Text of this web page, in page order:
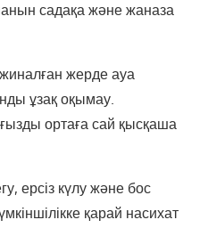
садақа және жаназа
жерде ауа
ұзақ оқымау.
ортаға сай қысқаша
ерсіз күлу және бос
қарай насихат